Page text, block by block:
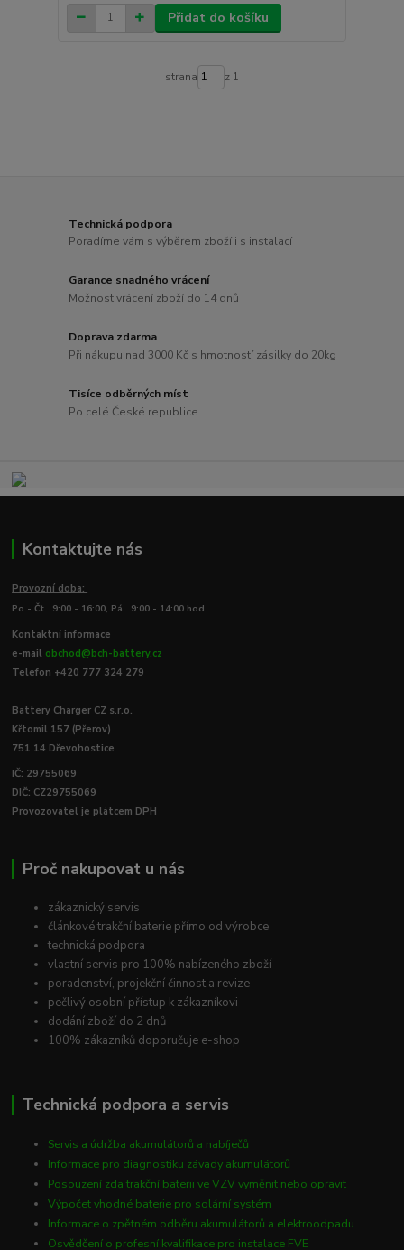
Přidat do košíku
strana z 1
Technická podpora
Poradíme vám s výběrem zboží i s instalací
Garance snadného vrácení
Možnost vrácení zboží do 14 dnů
Doprava zdarma
Při nákupu nad 3000 Kč s hmotností zásilky do 20kg
Tisíce odběrných míst
Po celé České republice
Kontaktujte nás
Provozní doba:
Po - Čt 9:00 - 16:00, Pá 9:00 - 14:00 hod
Kontaktní informace
e-mail obchod@bch-battery.cz
Telefon +420 777 324 279
Battery Charger CZ s.r.o.
Křtomil 157 (Přerov)
751 14 Dřevohostice
IČ: 29755069
DIČ: CZ29755069
Provozovatel je plátcem DPH
Proč nakupovat u nás
zákaznický servis
článkové trakční baterie přímo od výrobce
technická podpora
vlastní servis pro 100% nabízeného zboží
poradenství, projekční činnost a revize
pečlivý osobní přístup k zákazníkovi
dodání zboží do 2 dnů
100% zákazníků doporučuje e-shop
Technická podpora a servis
Servis a údržba akumulátorů a nabíječů
Informace pro diagnostiku závady akumulátorů
Posouzení zda trakční baterii ve VZV vyměnit nebo opravit
Výpočet vhodné baterie pro solární systém
Informace o zpětném odběru akumulátorů a elektroodpadu
Osvědčení o profesní kvalifikace pro instalace FVE